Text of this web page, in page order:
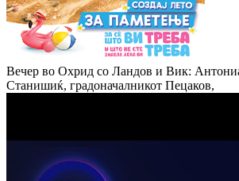
Вечер во Охрид со Ландов и Вик:
Станишиќ, градоначалникот Пецаков,